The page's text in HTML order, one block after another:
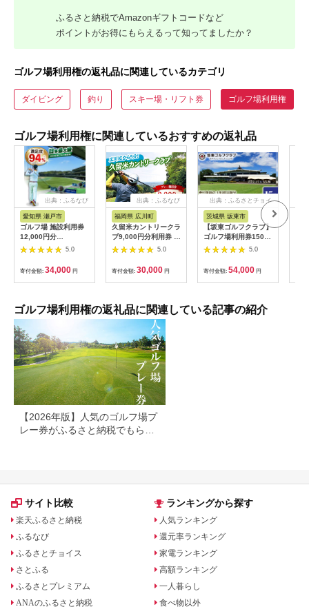
ふるさと納税でAmazonギフトコードなど
ポイントがお得にもらえるって知ってましたか？
ゴルフ場利用権の返礼品に関連しているカテゴリ
ダイビング 釣り スキー場・リフト券 ゴルフ場利用権
ゴルフ場利用権に関連しているおすすめの返礼品
出典：ふるなび
愛知県 瀬戸市
ゴルフ場 施設利用券
12,000円分
[BBEC002]ゴルフ倶
楽部大樹 瀬戸店
5.0
寄付金額: 34,000 円
出典：ふるなび
福岡県 広川町
久留米カントリークラ
ブ9,000円分利用券 /
ゴルフ[AFAD007]
5.0
寄付金額: 30,000 円
出典：ふるさとチョイ
茨城県 坂東市
【坂東ゴルフクラブ】
ゴルフ場利用券15000
円分（寄付金額の3割
相当額分） ／ ゴルフ
プレー 都心から1時間
利用券 ゴルフ場 チケ
ット 茨城 ゴルフ 予約
立地 ゴルフラウンド
アウトドア スポーツ
5.0
寄付金額: 54,000 円
ゴルフ場利用権の返礼品に関連している記事の紹介
【2026年版】人気のゴルフ場プ
レー券がふるさと納税でもらえ
サイト比較
楽天ふるさと納税
ふるなび
ふるさとチョイス
さとふる
ふるさとプレミアム
ANAのふるさと納税
ランキングから探す
人気ランキング
還元率ランキング
家電ランキング
高額ランキング
一人暮らし
食べ物以外